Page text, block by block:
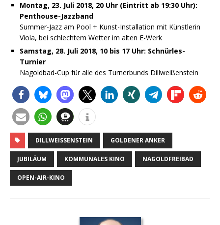
Montag, 23. Juli 2018, 20 Uhr (Eintritt ab 19:30 Uhr):
Penthouse-Jazzband
Summer-Jazz am Pool + Kunst-Installation mit Künstlerin
Viola, bei schlechtem Wetter im alten E-Werk
Samstag, 28. Juli 2018, 10 bis 17 Uhr: Schnürles-
Turnier
Nagoldbad-Cup für alle des Turnerbunds Dillweißenstein
DILLWEISSENSTEIN GOLDENER ANKER
JUBILÄUM KOMMUNALES KINO NAGOLDFREIBAD
OPEN-AIR-KINO